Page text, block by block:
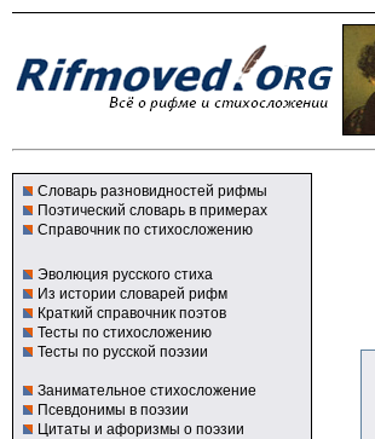
Словарь разновидностей рифмы
Поэтический словарь в примерах
Справочник по стихосложению
Эволюция русского стиха
Из истории словарей рифм
Краткий справочник поэтов
Тесты по стихосложению
Тесты по русской поэзии
Занимательное стихосложение
Псевдонимы в поэзии
Цитаты и афоризмы о поэзии